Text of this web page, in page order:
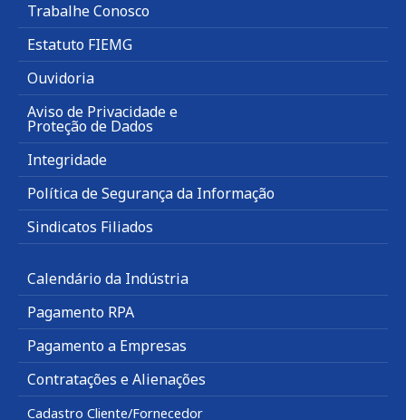
Trabalhe Conosco
Estatuto FIEMG
Ouvidoria
Aviso de Privacidade e
Proteção de Dados
Integridade
Política de Segurança da Informação
Sindicatos Filiados
Calendário da Indústria
Pagamento RPA
Pagamento a Empresas
Contratações e Alienações
Cadastro Cliente/Fornecedor